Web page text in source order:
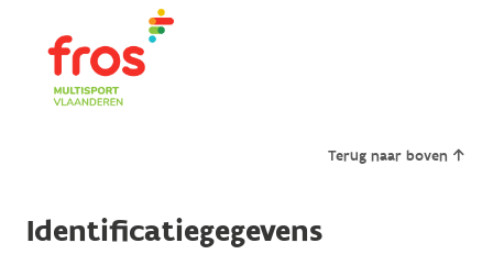
Terug naar boven
Identificatiegegevens